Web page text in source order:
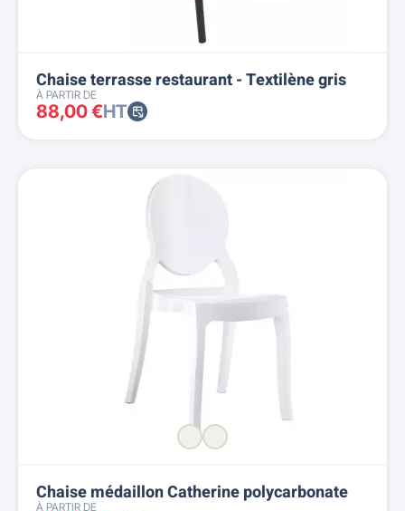
Chaise terrasse restaurant - Textilène gris
À PARTIR DE
88,00 €HT
Chaise médaillon Catherine polycarbonate
À PARTIR DE